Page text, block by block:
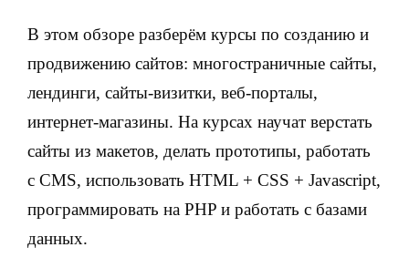
В этом обзоре разберём курсы по созданию и
продвижению сайтов: многостраничные сайты,
лендинги, сайты-визитки, веб-порталы,
интернет-магазины. На курсах научат верстать
сайты из макетов, делать прототипы, работать
с CMS, использовать HTML + CSS + Javascript,
программировать на PHP и работать с базами
данных.